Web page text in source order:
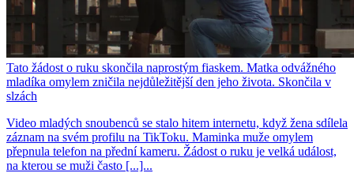
Tato žádost o ruku skončila naprostým fiaskem. Matka odvážného
mladíka omylem zničila nejdůležitější den jeho života. Skončila v
slzách
Video mladých snoubenců se stalo hitem internetu, když žena sdílela
záznam na svém profilu na TikToku. Maminka muže omylem
přepnula telefon na přední kameru. Žádost o ruku je velká událost,
na kterou se muži často [...]...